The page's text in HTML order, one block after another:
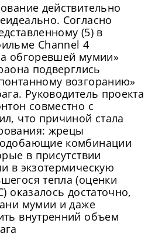
действительно
Согласно
(5) в
Channel 4
обгоревшей мумии»
подверглись
возгоранию»
Руководитель проекта
совместно с
что причиной стала
жрецы
комбинации
в присутствии
в экзотермическую
тепла (оценки
оказалось достаточно,
мумии и даже
внутренний объем